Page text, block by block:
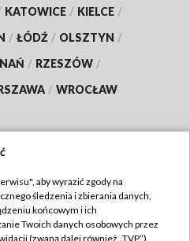
KATOWICE / KIELCE /
/ ŁÓDŹ / OLSZTYN /
/ RZESZÓW /
/ WROCŁAW
TVP
TVP
aby wyrazić zgody na
śledzenia i zbierania danych,
końcowym i ich
Twoich danych osobowych przez
(zwaną dalej również „TVP”),